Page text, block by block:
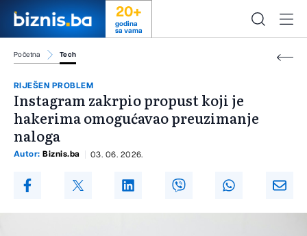
20+
godina
sa vama
Početna Tech
RIJEŠEN PROBLEM
Instagram zakrpio propust koji je
hakerima omogućavao preuzimanje
naloga
Autor: Biznis.ba 03. 06. 2026.